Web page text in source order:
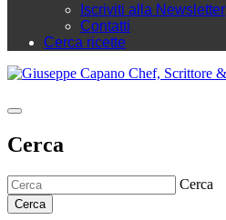
Iscriviti alla Newsletter
Contatti
Cerca ricette
Cerca
Cerca
Cerca